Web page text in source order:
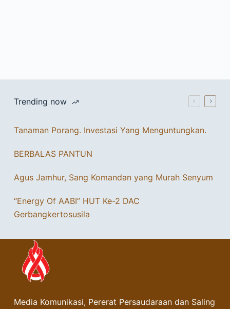
Trending now
Tanaman Porang. Investasi Yang Menguntungkan.
BERBALAS PANTUN
Agus Jamhur, Sang Komandan yang Murah Senyum
“Energy Of AABI” HUT Ke-2 DAC
Gerbangkertosusila
Media Komunikasi, Pererat Persaudaraan dan Saling